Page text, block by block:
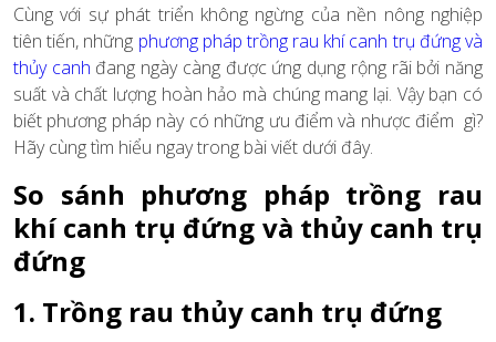
Cùng với sự phát triển không ngừng của nền nông nghiệp
tiên tiến, những phương pháp trồng rau khí canh trụ đứng và
thủy canh đang ngày càng được ứng dụng rộng rãi bởi năng
suất và chất lượng hoàn hảo mà chúng mang lại. Vậy bạn có
biết phương pháp này có những ưu điểm và nhược điểm gì?
Hãy cùng tìm hiểu ngay trong bài viết dưới đây.
So sánh phương pháp trồng rau
khí canh trụ đứng và thủy canh trụ
đứng
1. Trồng rau thủy canh trụ đứng